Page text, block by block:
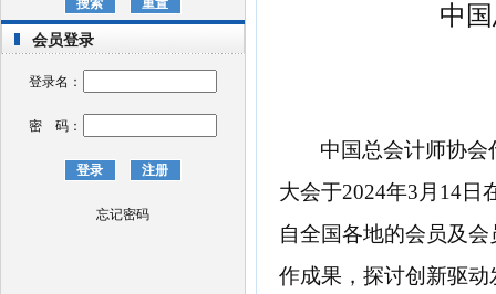
会员登录
登录名：
密 码：
忘记密码
中
中国总会计师协
大会于2024年3月14日
自全国各地的会员及
作成果，探讨创新驱